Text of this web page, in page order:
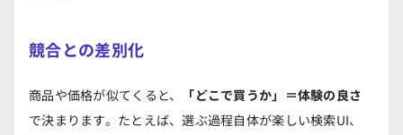
競合との差別化
商品や価格が似てくると、
「どこで買うか」＝体験の良さ
で決まります。たとえば、選ぶ過程自体が楽しい検索UI、